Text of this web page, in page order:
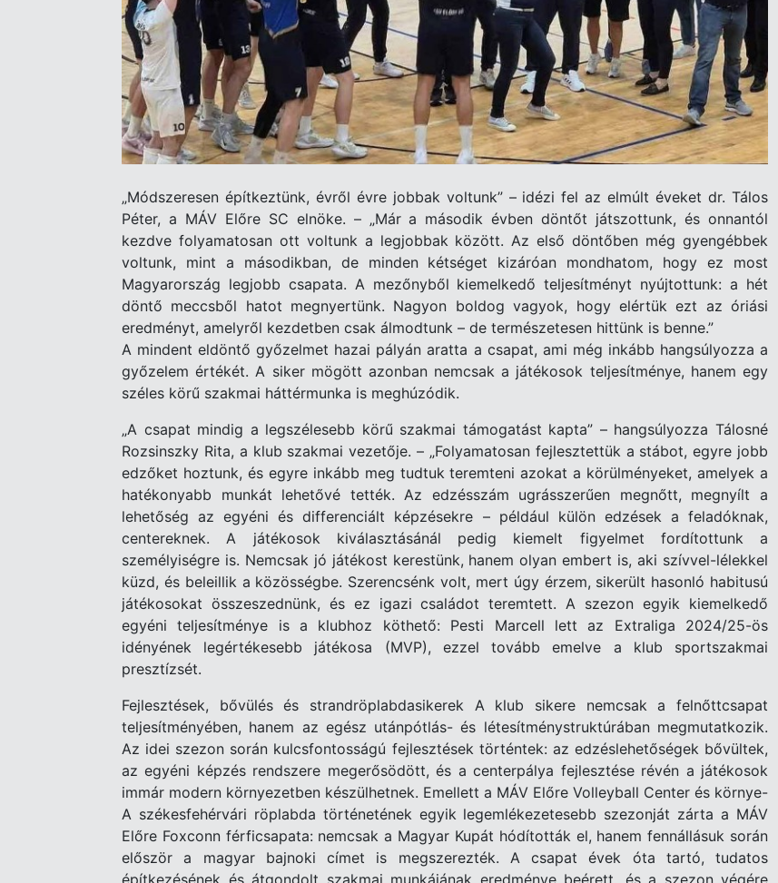
„Módszeresen építkeztünk, évről évre jobbak voltunk” – idézi fel az elmúlt éveket dr. Tálos
Péter, a MÁV Előre SC elnöke. – „Már a második évben döntőt játszottunk, és onnantól
kezdve folyamatosan ott voltunk a legjobbak között. Az első döntőben még gyengébbek
voltunk, mint a másodikban, de minden kétséget kizáróan mondhatom, hogy ez most
Magyarország legjobb csapata. A mezőnyből kiemelkedő teljesítményt nyújtottunk: a hét
döntő meccsből hatot megnyertünk. Nagyon boldog vagyok, hogy elértük ezt az óriási
eredményt, amelyről kezdetben csak álmodtunk – de természetesen hittünk is benne.”
A mindent eldöntő győzelmet hazai pályán aratta a csapat, ami még inkább hangsúlyozza a
győzelem értékét. A siker mögött azonban nemcsak a játékosok teljesítménye, hanem egy
széles körű szakmai háttérmunka is meghúzódik.
„A csapat mindig a legszélesebb körű szakmai támogatást kapta” – hangsúlyozza Tálosné
Rozsinszky Rita, a klub szakmai vezetője. – „Folyamatosan fejlesztettük a stábot, egyre jobb
edzőket hoztunk, és egyre inkább meg tudtuk teremteni azokat a körülményeket, amelyek a
hatékonyabb munkát lehetővé tették. Az edzésszám ugrásszerűen megnőtt, megnyílt a
lehetőség az egyéni és differenciált képzésekre – például külön edzések a feladóknak,
centereknek. A játékosok kiválasztásánál pedig kiemelt figyelmet fordítottunk a
személyiségre is. Nemcsak jó játékost kerestünk, hanem olyan embert is, aki szívvel-lélekkel
küzd, és beleillik a közösségbe. Szerencsénk volt, mert úgy érzem, sikerült hasonló habitusú
játékosokat összeszednünk, és ez igazi családot teremtett. A szezon egyik kiemelkedő
egyéni teljesítménye is a klubhoz köthető: Pesti Marcell lett az Extraliga 2024/25-ös
idényének legértékesebb játékosa (MVP), ezzel tovább emelve a klub sportszakmai
presztízsét.
Fejlesztések, bővülés és strandröplabdasikerek A klub sikere nemcsak a felnőttcsapat
teljesítményében, hanem az egész utánpótlás- és létesítménystruktúrában megmutatkozik.
Az idei szezon során kulcsfontosságú fejlesztések történtek: az edzéslehetőségek bővültek,
az egyéni képzés rendszere megerősödött, és a centerpálya fejlesztése révén a játékosok
immár modern környezetben készülhetnek. Emellett a MÁV Előre Volleyball Center és környe-
A székesfehérvári röplabda történetének egyik legemlékezetesebb szezonját zárta a MÁV
Előre Foxconn férficsapata: nemcsak a Magyar Kupát hódították el, hanem fennállásuk során
először a magyar bajnoki címet is megszerezték. A csapat évek óta tartó, tudatos
építkezésének és átgondolt szakmai munkájának eredménye beérett, és a szezon végére